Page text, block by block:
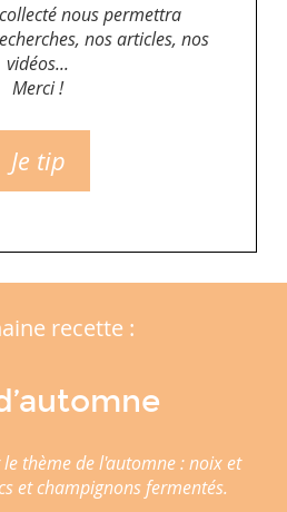
nous permettra
nos articles, nos
vidéos...
Merci !
Je tip
recette :
thème de l'automne : noix et
et champignons fermentés.